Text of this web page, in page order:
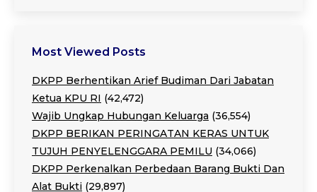
Most Viewed Posts
DKPP Berhentikan Arief Budiman Dari Jabatan
Ketua KPU RI (42,472)
Wajib Ungkap Hubungan Keluarga (36,554)
DKPP BERIKAN PERINGATAN KERAS UNTUK
TUJUH PENYELENGGARA PEMILU (34,066)
DKPP Perkenalkan Perbedaan Barang Bukti Dan
Alat Bukti (29,897)